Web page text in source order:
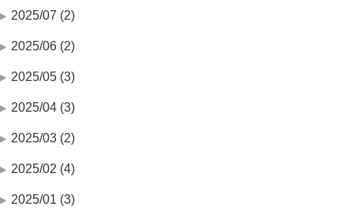
2025/07 (2)
2025/06 (2)
2025/05 (3)
2025/04 (3)
2025/03 (2)
2025/02 (4)
2025/01 (3)